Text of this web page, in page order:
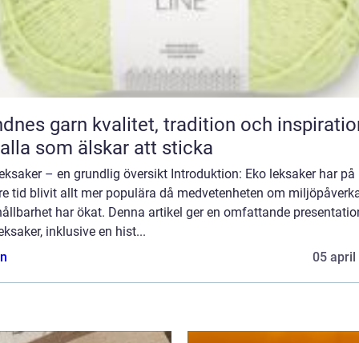
kvalitet, tradition och inspiration
som älskar att sticka
– en grundlig översikt Introduktion: Eko leksaker har på
tid blivit allt mer populära då medvetenheten om
har ökat. Denna artikel ger en omfattande
inklusive en hist...
05 april